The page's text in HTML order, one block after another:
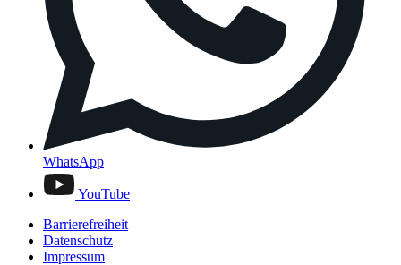
WhatsApp
YouTube
Barrierefreiheit
Datenschutz
Impressum